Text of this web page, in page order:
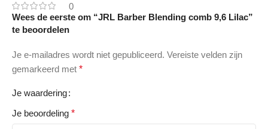
0
Wees de eerste om “JRL Barber Blending comb 9,6 Lilac”
te beoordelen
Je e-mailadres wordt niet gepubliceerd. Vereiste velden zijn
gemarkeerd met *
Je waardering
Je beoordeling *